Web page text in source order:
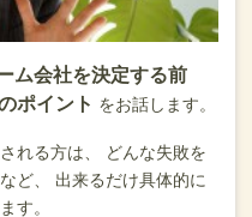
ム会社を決定する前
ポイント をお話します。
れる方は、
どんな失敗を
ど、
出来るだけ具体的に
す。